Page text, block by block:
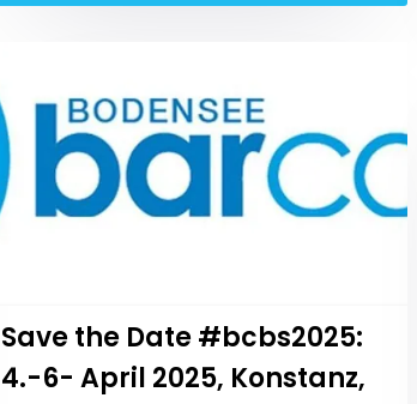
Save the Date #bcbs2025:
4.-6- April 2025, Konstanz,